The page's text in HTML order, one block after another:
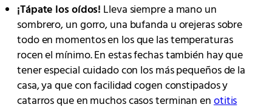
¡Tápate los oídos! Lleva siempre a mano un
sombrero, un gorro, una bufanda u orejeras sobre
todo en momentos en los que las temperaturas
rocen el mínimo. En estas fechas también hay que
tener especial cuidado con los más pequeños de la
casa, ya que con facilidad cogen constipados y
catarros que en muchos casos terminan enotitis